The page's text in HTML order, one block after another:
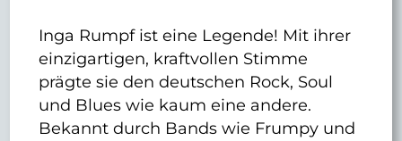
Inga Rumpf ist eine Legende! Mit ihrer
einzigartigen, kraftvollen Stimme
prägte sie den deutschen Rock, Soul
und Blues wie kaum eine andere.
Bekannt durch Bands wie Frumpy und